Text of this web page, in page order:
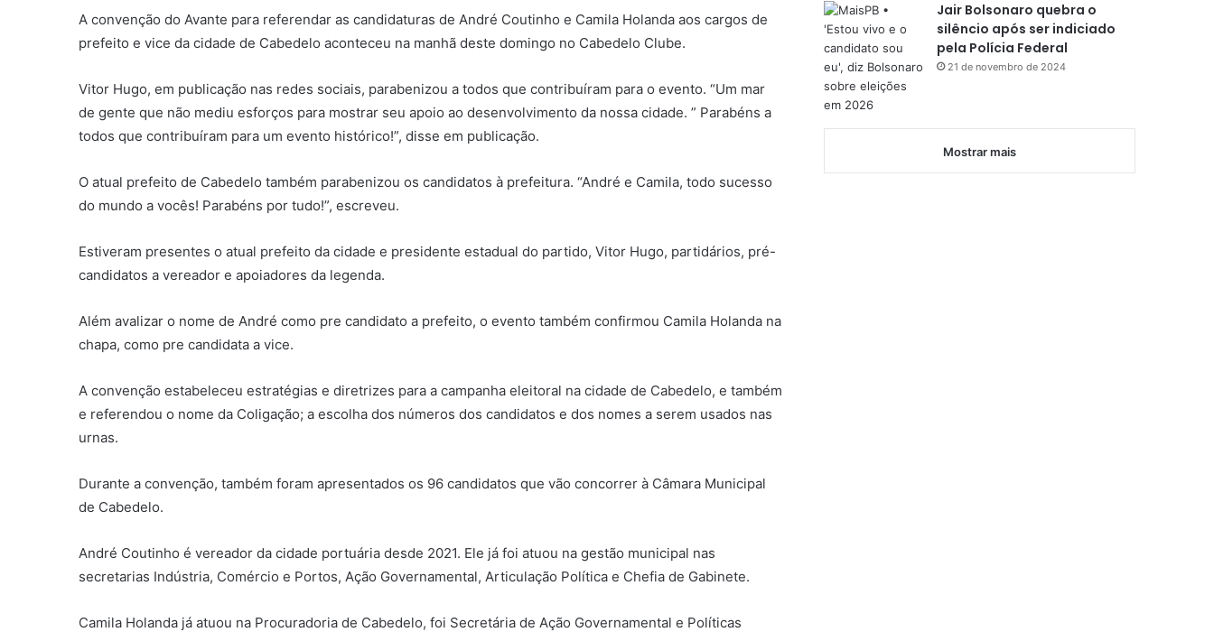
A convenção do Avante para referendar as candidaturas de André Coutinho e Camila Holanda aos cargos de
prefeito e vice da cidade de Cabedelo aconteceu na manhã deste domingo no Cabedelo Clube.
Vitor Hugo, em publicação nas redes sociais, parabenizou a todos que contribuíram para o evento. “Um mar
de gente que não mediu esforços para mostrar seu apoio ao desenvolvimento da nossa cidade. ” Parabéns a
todos que contribuíram para um evento histórico!”, disse em publicação.
O atual prefeito de Cabedelo também parabenizou os candidatos à prefeitura. “André e Camila, todo sucesso
do mundo a vocês! Parabéns por tudo!”, escreveu.
Estiveram presentes o atual prefeito da cidade e presidente estadual do partido, Vitor Hugo, partidários, pré-
candidatos a vereador e apoiadores da legenda.
Além avalizar o nome de André como pre candidato a prefeito, o evento também confirmou Camila Holanda na
chapa, como pre candidata a vice.
A convenção estabeleceu estratégias e diretrizes para a campanha eleitoral na cidade de Cabedelo, e também
e referendou o nome da Coligação; a escolha dos números dos candidatos e dos nomes a serem usados nas
urnas.
Durante a convenção, também foram apresentados os 96 candidatos que vão concorrer à Câmara Municipal
de Cabedelo.
André Coutinho é vereador da cidade portuária desde 2021. Ele já foi atuou na gestão municipal nas
secretarias Indústria, Comércio e Portos, Ação Governamental, Articulação Política e Chefia de Gabinete.
Camila Holanda já atuou na Procuradoria de Cabedelo, foi Secretária de Ação Governamental e Políticas
Jair Bolsonaro quebra o
silêncio após ser indiciado
pela Polícia Federal
21 de novembro de 2024
Mostrar mais